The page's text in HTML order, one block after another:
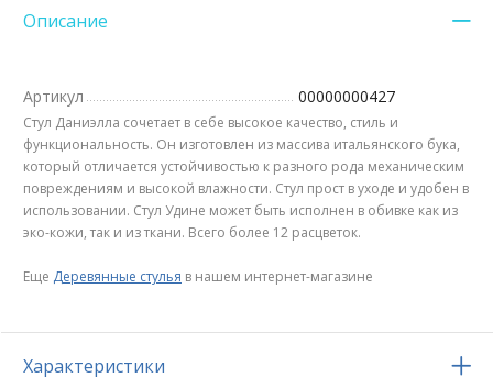
Описание
Артикул 00000000427
Стул Даниэлла сочетает в себе высокое качество, стиль и
функциональность. Он изготовлен из массива итальянского бука,
который отличается устойчивостью к разного рода механическим
повреждениям и высокой влажности. Стул прост в уходе и удобен в
использовании. Стул Удине может быть исполнен в обивке как из
эко-кожи, так и из ткани. Всего более 12 расцветок.
Еще Деревянные стулья в нашем интернет-магазине
Характеристики